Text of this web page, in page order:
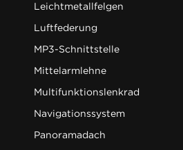
Leichtmetallfelgen
Luftfederung
MP3-Schnittstelle
Mittelarmlehne
Multifunktionslenkrad
Navigationssystem
Panoramadach